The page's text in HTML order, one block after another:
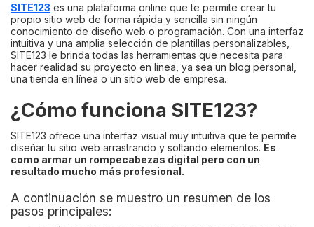
SITE123 es una plataforma online que te permite crear tu
propio sitio web de forma rápida y sencilla sin ningún
conocimiento de diseño web o programación. Con una interfaz
intuitiva y una amplia selección de plantillas personalizables,
SITE123 le brinda todas las herramientas que necesita para
hacer realidad su proyecto en línea, ya sea un blog personal,
una tienda en línea o un sitio web de empresa.
¿Cómo funciona SITE123?
SITE123 ofrece una interfaz visual muy intuitiva que te permite
diseñar tu sitio web arrastrando y soltando elementos. Es
como armar un rompecabezas digital pero con un
resultado mucho más profesional.
A continuación se muestro un resumen de los
pasos principales: